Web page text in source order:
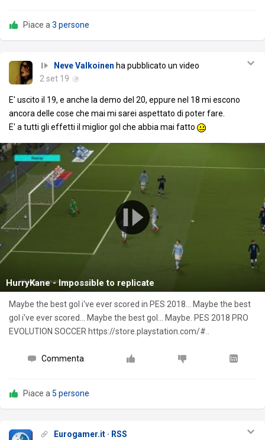
Piace a 3 persone
Neve Valkoinen ha pubblicato un video
2 set 19
E' uscito il 19, e anche la demo del 20, eppure nel 18 mi escono
ancora delle cose che mai mi sarei aspettato di poter fare.
E' a tutti gli effetti il miglior gol che abbia mai fatto
HurryKane - Impossible to replicate
Maybe the best gol i've ever scored in PES 2018... Maybe the best
gol i've ever scored... Maybe the best gol... Maybe. PES 2018 PRO
EVOLUTION SOCCER https://store.playstation.com/#..
Commenta
Piace a 5 persone
Eurogamer.it · RSS